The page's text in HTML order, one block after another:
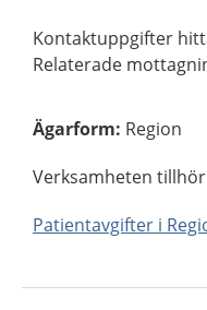
Kontaktuppgifter
Relaterade
Ägarform: Region
Verksamheten tillhör
Patientavgifter i